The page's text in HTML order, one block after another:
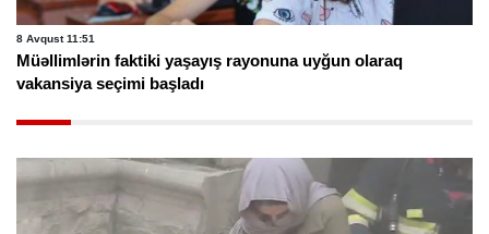
8 Avqust 11:51
Müəllimlərin faktiki yaşayış rayonuna uyğun olaraq
vakansiya seçimi başladı